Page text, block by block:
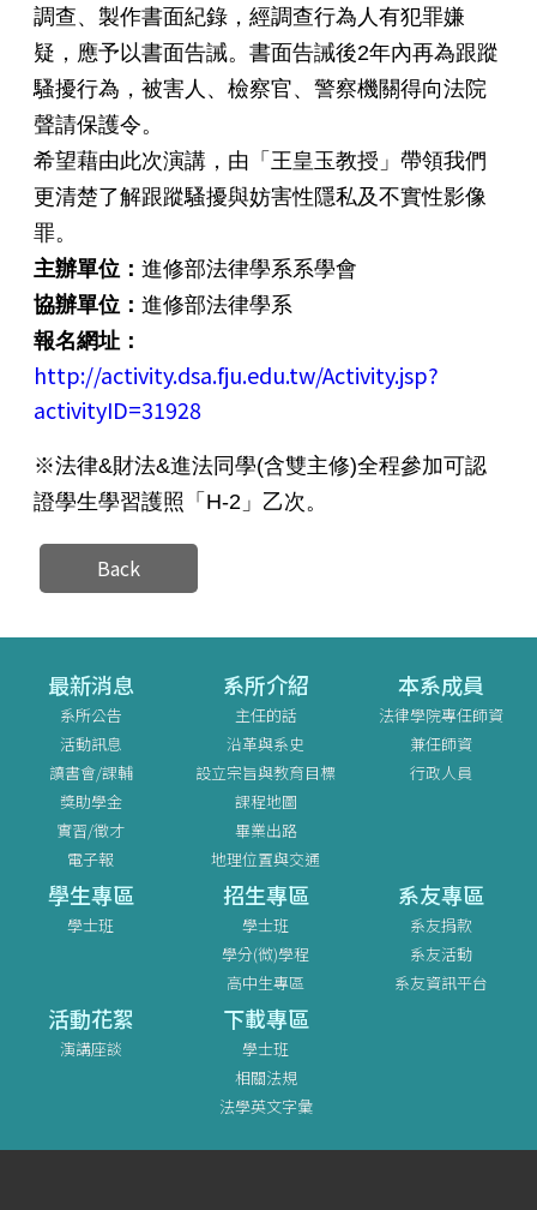
調查、製作書面紀錄，經調查行為人有犯罪嫌
疑，應予以書面告誡。書面告誡後2年內再為跟蹤
騷擾行為，被害人、檢察官、警察機關得向法院
聲請保護令。
希望藉由此次演講，由「王皇玉教授」帶領我們
更清楚了解跟蹤騷擾與妨害性隱私及不實性影像
罪。
主辦單位：進修部法律學系系學會
協辦單位：進修部法律學系
報名網址：
http://activity.dsa.fju.edu.tw/Activity.jsp?
activityID=31928
※法律&財法&進法同學(含雙主修)全程參加可認
證學生學習護照「H-2」乙次。
Back
最新消息
系所公告
活動訊息
讀書會/課輔
獎助學金
實習/徵才
電子報
系所介紹
主任的話
沿革與系史
設立宗旨與教育目標
課程地圖
畢業出路
地理位置與交通
本系成員
法律學院專任師資
兼任師資
行政人員
學生專區
學士班
招生專區
學士班
學分(微)學程
高中生專區
系友專區
系友捐款
系友活動
系友資訊平台
活動花絮
演講座談
下載專區
學士班
相關法規
法學英文字彙